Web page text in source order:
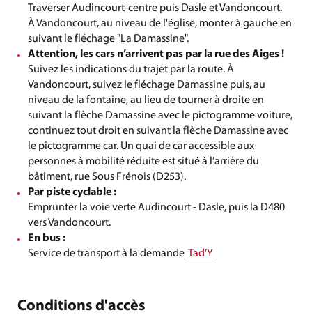
Traverser Audincourt-centre puis Dasle et Vandoncourt.
À Vandoncourt, au niveau de l'église, monter à gauche en
suivant le fléchage "La Damassine".
Attention, les cars n’arrivent pas par la rue des Aiges !
Suivez les indications du trajet par la route. À
Vandoncourt, suivez le fléchage Damassine puis, au
niveau de la fontaine, au lieu de tourner à droite en
suivant la flèche Damassine avec le pictogramme voiture,
continuez tout droit en suivant la flèche Damassine avec
le pictogramme car. Un quai de car accessible aux
personnes à mobilité réduite est situé à l’arrière du
bâtiment, rue Sous Frénois (D253).
Par piste cyclable :
Emprunter la voie verte Audincourt - Dasle, puis la D480
vers Vandoncourt.
En bus :
Service de transport à la demande Tad’Y
Conditions d'accès